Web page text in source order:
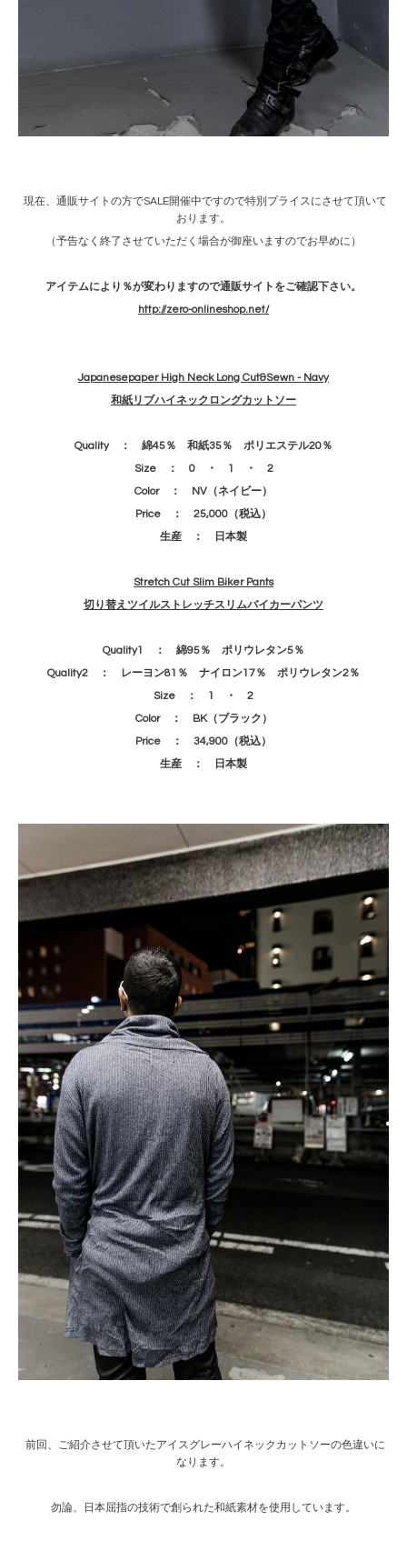
現在、通販サイトの方でSALE開催中ですので特別プライスにさせて頂いて
おります。
（予告なく終了させていただく場合が御座いますのでお早めに）
アイテムにより％が変わりますので通販サイトをご確認下さい。
http://zero-onlineshop.net/
Japanesepaper High Neck Long Cut&Sewn - Navy
和紙リブハイネックロングカットソー
Quality ： 綿45％ 和紙35％ ポリエステル20％
Size ： 0 ・ 1 ・ 2
Color ： NV（ネイビー）
Price ： 25,000（税込）
生産 ： 日本製
Stretch Cut Slim Biker Pants
切り替えツイルストレッチスリムバイカーパンツ
Quality1
： 綿95％ ポリウレタン5％
Quality2 ： レーヨン81％ ナイロン17％ ポリウレタン2％
Size ： 1 ・ 2
Color ： BK（ブラック）
Price ： 34,900（税込）
生産 ： 日本製
前回、ご紹介させて頂いたアイスグレーハイネックカットソーの色違いに
なります。
勿論、日本屈指の技術で創られた和紙素材を使用しています。